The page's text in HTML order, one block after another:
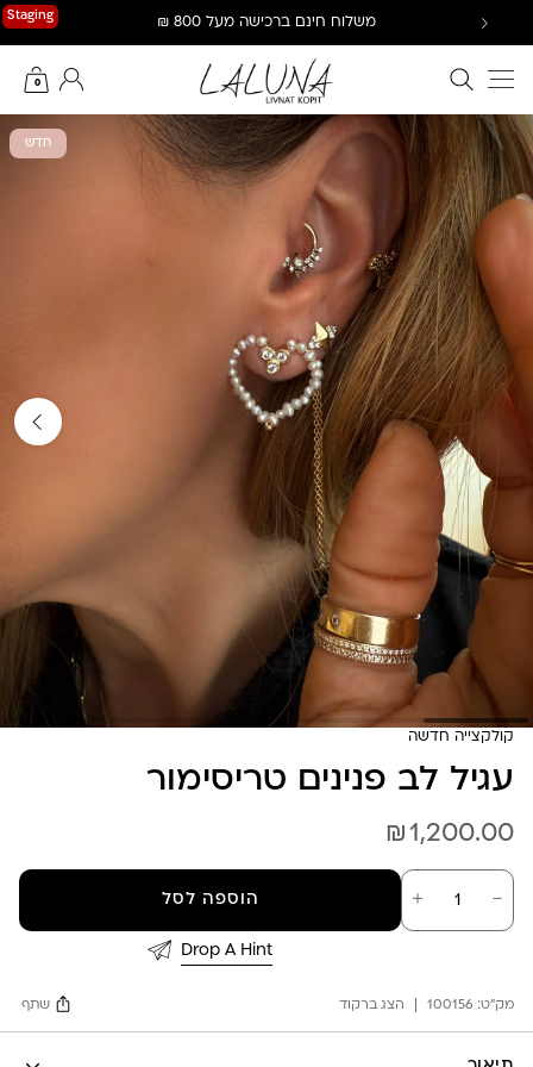
Staging משלוח חינם ברכישה מעל 800 ₪
חיפוש באתר
0
החשבון שלי
חדש
קולקצייה חדשה
עגיל לב פנינים טריסימור
₪1,200.00
－
כמות
של
עגיל
＋ הוספה לסל
Drop A Hint
מק"ט: 100156 הצג ברקוד שתף